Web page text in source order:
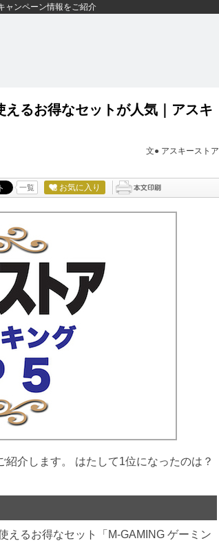
ャンペーン情報をご紹介
るお得なセットが人気｜アスキ
文● アスキーストア
一覧 お気に入り
介します。 はたして1位になったのは？
るお得なセット「M-GAMING ゲーミン